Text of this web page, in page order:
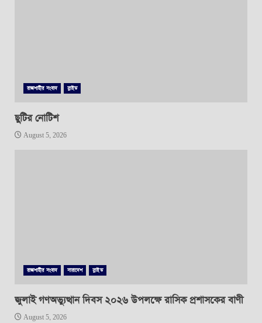
রাজশাহীর সংবাদ স্লাইড
ছুটির নোটিশ
August 5, 2026
রাজশাহীর সংবাদ সারাদেশ স্লাইড
জুলাই গণঅভ্যুত্থান দিবস ২০২৬ উপলক্ষে রাসিক প্রশাসকের বাণী
August 5, 2026